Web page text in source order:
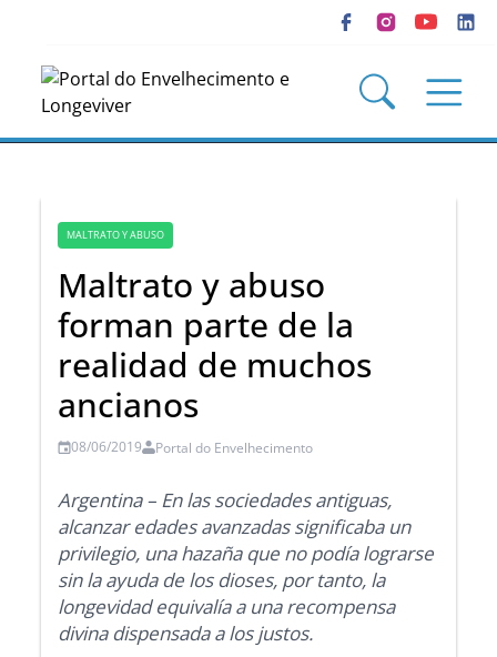
MALTRATO Y ABUSO
Maltrato y abuso
forman parte de la
realidad de muchos
ancianos
08/06/2019 Portal do Envelhecimento
Argentina – En las sociedades antiguas,
alcanzar edades avanzadas significaba un
privilegio, una hazaña que no podía lograrse
sin la ayuda de los dioses, por tanto, la
longevidad equivalía a una recompensa
divina dispensada a los justos.